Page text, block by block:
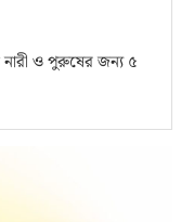
নারী ও পুরুষের জন্য ৫